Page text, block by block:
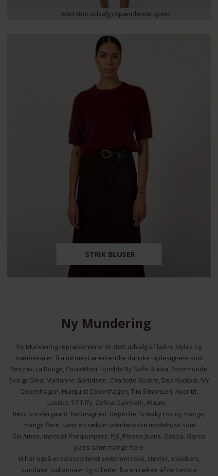
Altid stort udvalg i Spændende kjoler
STRIK BLUSER
Ny Mundering
Ny Mundering repræsenterer et stort udvalg af lækre styles og
mærkevarer, fra de mest anerkendte danske tøjdesignere som
Pieszak, La Rouge, CostaMani, Humble By Sofie Bucka, Rosemunde,
Eva go Diva, Marianne Gorridsen, Charlotte Sparre, Dea Kudibal, IVY
Copenhagen, Hultquist Copenhagen, Tim Simonsen, Aperitif,
Luxzuz, Tif Tiffy, Zefina Danmark, Wauw,
Beck Söndergaard, ReDesigned, Depeche, Sneaky Fox og mange,
mange flere, samt en række udenlandske modehuse som
Six Ames, Imperial, Parajumpers, PJS, Please Jeans, Garcia, Garcia
Jeans samt mange flere.
Vi har også et velassorteret sortiment i sko, støvler, sneakers,
sandaler, ballarinaer og stilletter fra en række af de bedste